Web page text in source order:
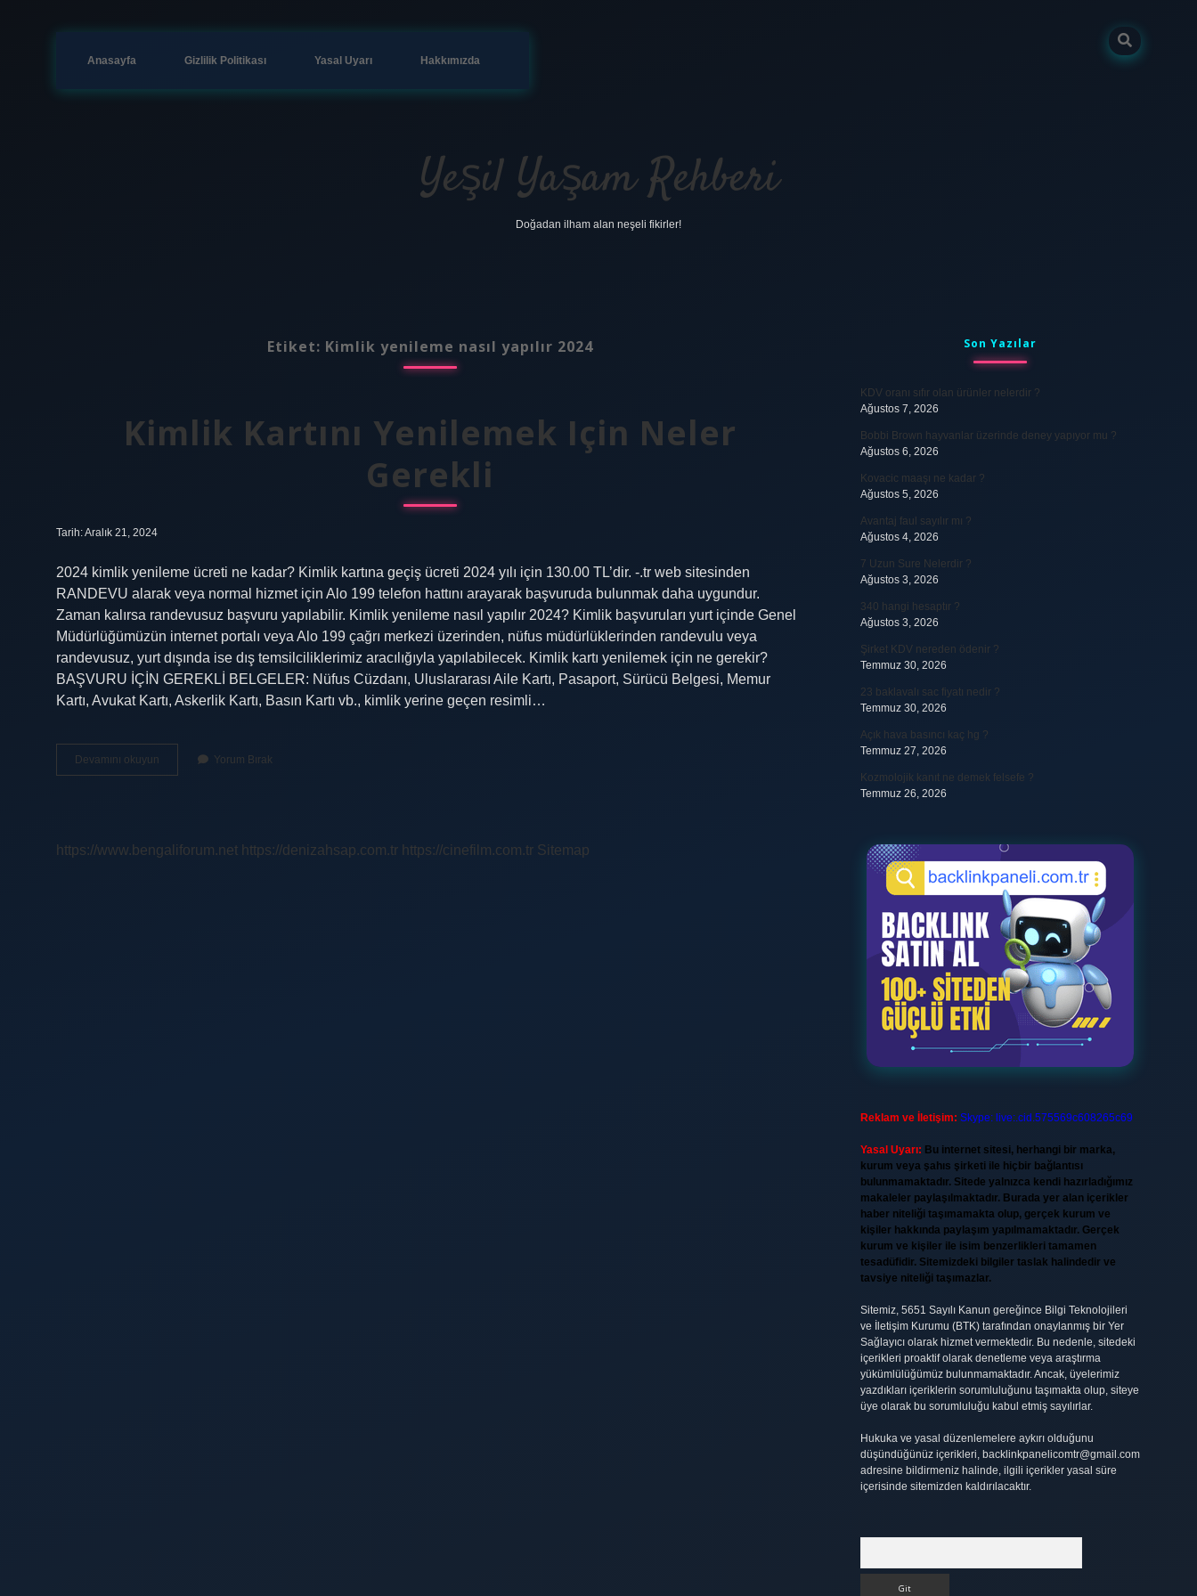
Anasayfa Gizlilik Politikası Yasal Uyarı Hakkımızda
Yeşil Yaşam Rehberi
Doğadan ilham alan neşeli fikirler!
Etiket: Kimlik yenileme nasıl yapılır 2024
Kimlik Kartını Yenilemek Için Neler
Gerekli
Tarih: Aralık 21, 2024
2024 kimlik yenileme ücreti ne kadar? Kimlik kartına geçiş ücreti 2024 yılı için 130.00 TL’dir. -.tr web sitesinden
RANDEVU alarak veya normal hizmet için Alo 199 telefon hattını arayarak başvuruda bulunmak daha uygundur.
Zaman kalırsa randevusuz başvuru yapılabilir. Kimlik yenileme nasıl yapılır 2024? Kimlik başvuruları yurt içinde Genel
Müdürlüğümüzün internet portalı veya Alo 199 çağrı merkezi üzerinden, nüfus müdürlüklerinden randevulu veya
randevusuz, yurt dışında ise dış temsilciliklerimiz aracılığıyla yapılabilecek. Kimlik kartı yenilemek için ne gerekir?
BAŞVURU İÇİN GEREKLİ BELGELER: Nüfus Cüzdanı, Uluslararası Aile Kartı, Pasaport, Sürücü Belgesi, Memur
Kartı, Avukat Kartı, Askerlik Kartı, Basın Kartı vb., kimlik yerine geçen resimli…
Devamını okuyun
Kartını
Yorum Bırak
https://www.bengaliforum.net https://denizahsap.com.tr https://cinefilm.com.tr Sitemap
SidebarSon Yazılar
KDV oranı sıfır olan ürünler nelerdir ?
Ağustos 7, 2026
Bobbi Brown hayvanlar üzerinde deney yapıyor mu ?
Ağustos 6, 2026
Kovacic maaşı ne kadar ?
Ağustos 5, 2026
Avantaj faul sayılır mı ?
Ağustos 4, 2026
7 Uzun Sure Nelerdir ?
Ağustos 3, 2026
340 hangi hesaptır ?
Ağustos 3, 2026
Şirket KDV nereden ödenir ?
Temmuz 30, 2026
23 baklavalı sac fiyatı nedir ?
Temmuz 30, 2026
Açık hava basıncı kaç hg ?
Temmuz 27, 2026
Kozmolojik kanıt ne demek felsefe ?
Temmuz 26, 2026
Reklam ve İletişim: Skype: live:.cid.575569c608265c69
Yasal Uyarı: Bu internet sitesi, herhangi bir marka,
kurum veya şahıs şirketi ile hiçbir bağlantısı
bulunmamaktadır. Sitede yalnızca kendi hazırladığımız
makaleler paylaşılmaktadır. Burada yer alan içerikler
haber niteliği taşımamakta olup, gerçek kurum ve
kişiler hakkında paylaşım yapılmamaktadır. Gerçek
kurum ve kişiler ile isim benzerlikleri tamamen
tesadüfidir. Sitemizdeki bilgiler taslak halindedir ve
tavsiye niteliği taşımazlar.
Sitemiz, 5651 Sayılı Kanun gereğince Bilgi Teknolojileri
ve İletişim Kurumu (BTK) tarafından onaylanmış bir Yer
Sağlayıcı olarak hizmet vermektedir. Bu nedenle, sitedeki
içerikleri proaktif olarak denetleme veya araştırma
yükümlülüğümüz bulunmamaktadır. Ancak, üyelerimiz
yazdıkları içeriklerin sorumluluğunu taşımakta olup, siteye
üye olarak bu sorumluluğu kabul etmiş sayılırlar.
Hukuka ve yasal düzenlemelere aykırı olduğunu
düşündüğünüz içerikleri, backlinkpanelicomtr@gmail.com
adresine bildirmeniz halinde, ilgili içerikler yasal süre
içerisinde sitemizden kaldırılacaktır.